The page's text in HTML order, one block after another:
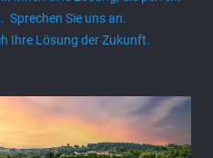
Sie uns an.
Ihre Lösung der Zukunft.